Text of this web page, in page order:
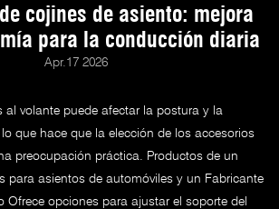
cojines de asiento: mejora
para la conducción diaria
Apr.17 2026
al volante puede afectar la postura y la
que hace que la elección de los accesorios
preocupación práctica. Productos de un
para asientos de automóviles y un Fabricante
Ofrece opciones para ajustar el soporte del